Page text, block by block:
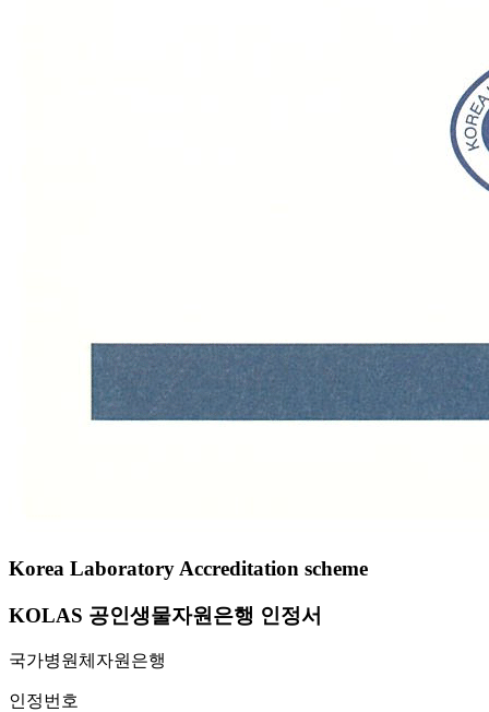
Korea Laboratory Accreditation scheme
KOLAS 공인생물자원은행 인정서
국가병원체자원은행
인정번호